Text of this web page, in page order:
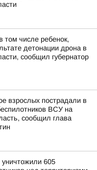
том числе ребенок,
детонации дрона в
сообщил губернатор
взрослых пострадали в
ВСУ на
сообщил глава
605